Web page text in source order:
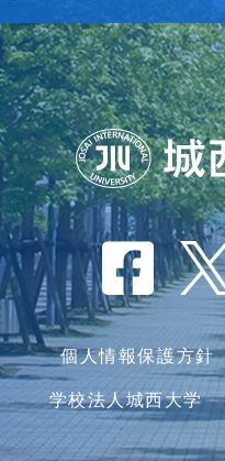
個人情報保護方針
学校法人城西大学